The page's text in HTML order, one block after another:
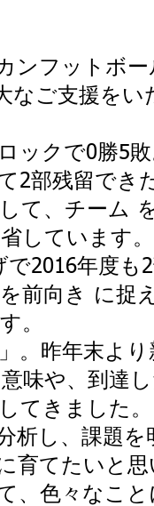
ンフットボー
なご支援をい
ックで0勝5敗
2部残留でき
て、チーム
しています
2016年度も
前向き に捉
。
。昨年末より
味や、到達
てきました
析し、課題を
育てたいと思
、色々なこ